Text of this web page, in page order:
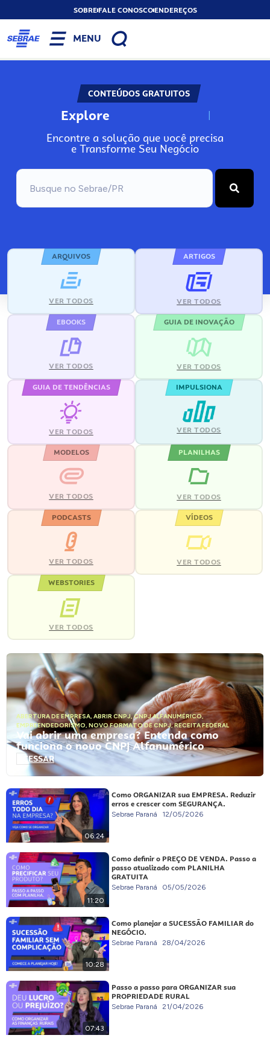
SOBREFALE CONOSCOENDEREÇOS
MENU
CONTEÚDOS GRATUITOS
Explore N
Encontre a solução que você precisa
e Transforme Seu Negócio
ARQUIVOS
VER TODOS
ARTIGOS
VER TODOS
EBOOKS
VER TODOS
GUIA DE INOVAÇÃO
VER TODOS
GUIA DE TENDÊNCIAS
VER TODOS
IMPULSIONA
VER TODOS
MODELOS
VER TODOS
PLANILHAS
VER TODOS
PODCASTS
VER TODOS
VÍDEOS
VER TODOS
WEBSTORIES
VER TODOS
ABERTURA DE EMPRESA, ABRIR CNPJ,CNPJ ALFANUMÉRICO,
EMPREENDEDORISMO, NOVO FORMATO DE CNPJ,RECEITA FEDERAL
Vai abrir uma empresa? Entenda como
funciona o novo CNPJ Alfanumérico
ACESSAR
06:24
Como ORGANIZAR sua EMPRESA. Reduzir
erros e crescer com SEGURANÇA.
Sebrae Paraná 12/05/2026
11:20
Como definir o PREÇO DE VENDA. Passo a
passo atualizado com PLANILHA
GRATUITA
Sebrae Paraná 05/05/2026
10:28
Como planejar a SUCESSÃO FAMILIAR do
NEGÓCIO.
Sebrae Paraná 28/04/2026
07:43
Passo a passo para ORGANIZAR sua
PROPRIEDADE RURAL
Sebrae Paraná 21/04/2026